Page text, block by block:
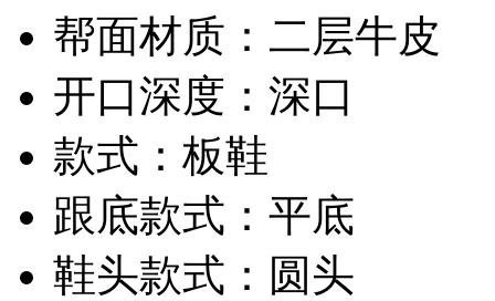
帮面材质：二层牛皮
开口深度：深口
款式：板鞋
跟底款式：平底
鞋头款式：圆头